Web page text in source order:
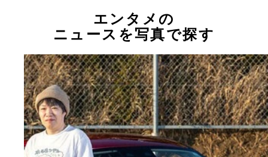
エンタメの
ニュースを写真で探す